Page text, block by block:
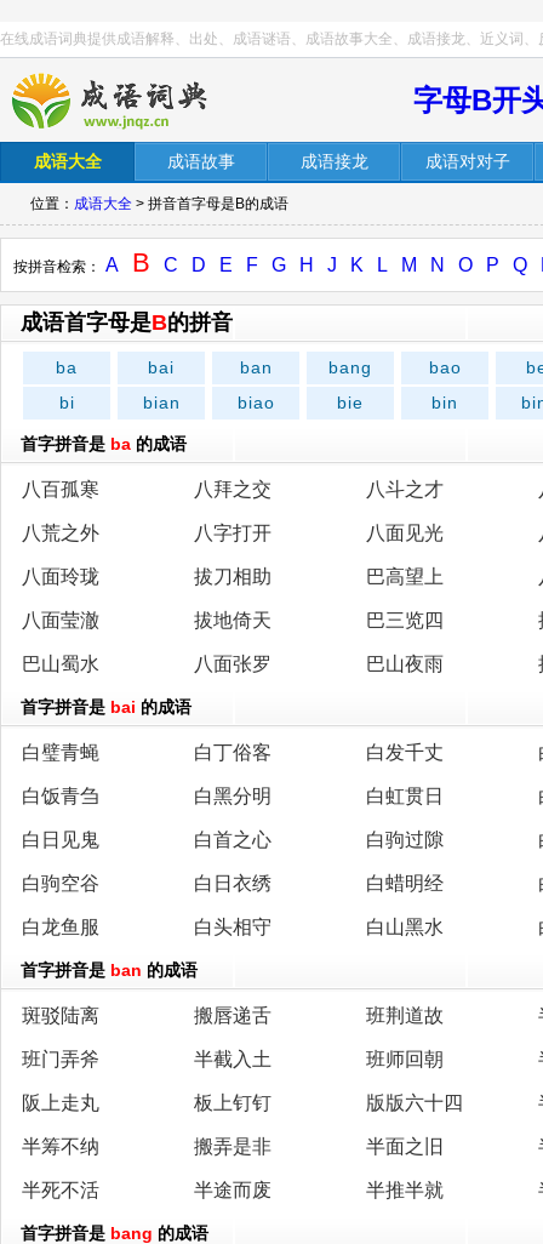
在线成语词典提供成语解释、出处、成语谜语、成语故事大全、成语接龙、近义词、
字母B开
成语大全 成语故事 成语接龙 成语对对子
位置： 成语大全 > 拼音首字母是B的成语
按拼音检索： A B C D E F G H J K L M N O P Q
成语首字母是B的拼音
ba bai ban bang bao
bi
bian biao bie bin
首字拼音是 ba 的成语
八百孤寒 八拜之交 八斗之才
八荒之外 八字打开 八面见光
八面玲珑 拔刀相助 巴高望上
八面莹澈 拔地倚天 巴三览四
巴山蜀水 八面张罗 巴山夜雨
首字拼音是 bai 的成语
白璧青蝇 白丁俗客 白发千丈
白饭青刍 白黑分明 白虹贯日
白日见鬼 白首之心 白驹过隙
白驹空谷 白日衣绣 白蜡明经
白龙鱼服 白头相守 白山黑水
首字拼音是 ban 的成语
斑驳陆离 搬唇递舌 班荆道故
班门弄斧 半截入土 班师回朝
阪上走丸 板上钉钉 版版六十四
半筹不纳 搬弄是非 半面之旧
半死不活 半途而废 半推半就
首字拼音是 bang 的成语